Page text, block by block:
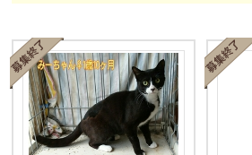
済 未 不明